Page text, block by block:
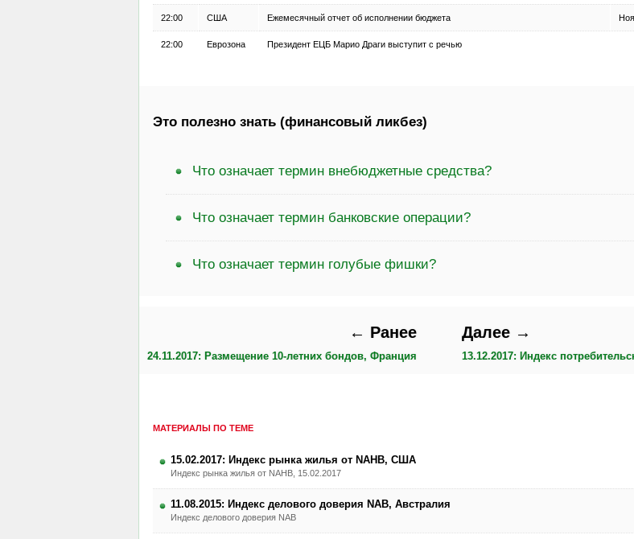
22:00 США Ежемесячный отчет об исполнении бюджета
22:00 Еврозона Президент ЕЦБ Марио Драги выступит с речью
Это полезно знать (финансовый ликбез)
Что означает термин внебюджетные средства?
Что означает термин банковские операции?
Что означает термин голубые фишки?
← Ранее
24.11.2017: Размещение 10-летних бондов, Франция
Далее →
13.12.2017: Индекс
МАТЕРИАЛЫ ПО ТЕМЕ
15.02.2017: Индекс рынка жилья от NAHB, США
Индекс рынка жилья от NAHB, 15.02.2017
11.08.2015: Индекс делового доверия NAB, Австралия
Индекс делового доверия NAB